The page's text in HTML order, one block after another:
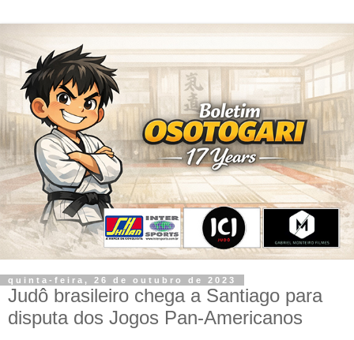
quinta-feira, 26 de outubro de 2023
Judô brasileiro chega a Santiago para
disputa dos Jogos Pan-Americanos